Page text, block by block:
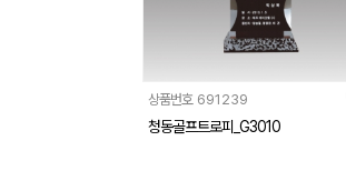
상품번호 691239
청동골프트로피_G3010